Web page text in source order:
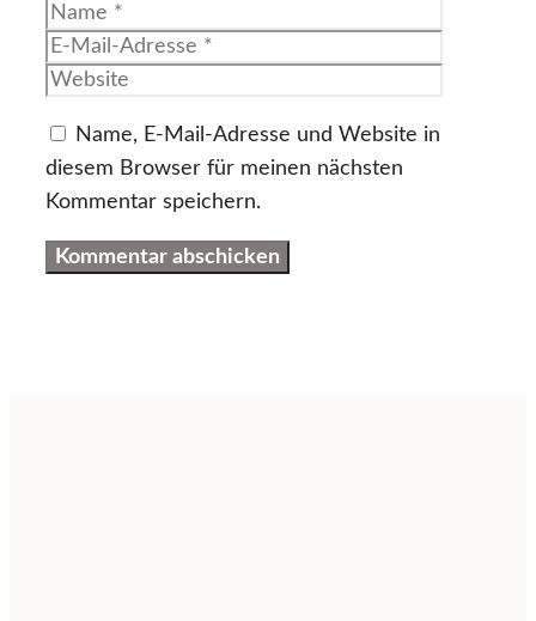
Name
Name, E-Mail-Adresse und Website in
diesem Browser für meinen nächsten
Kommentar speichern.